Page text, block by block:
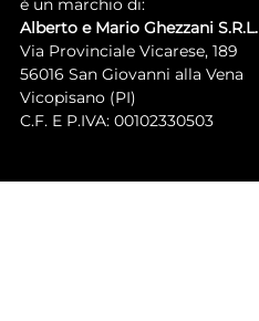
è un marchio di:
Alberto e Mario Ghezzani S.R.L.
Via Provinciale Vicarese, 189
56016 San Giovanni alla Vena
Vicopisano (PI)
C.F. E P.IVA: 00102330503